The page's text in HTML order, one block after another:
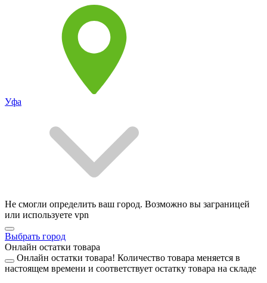
Уфа
Не смогли определить ваш город. Возможно вы заграницей
или используете vpn
Выбрать город
Онлайн остатки товара
Онлайн остатки товара! Количество товара меняется в
настоящем времени и соответствует остатку товара на складе